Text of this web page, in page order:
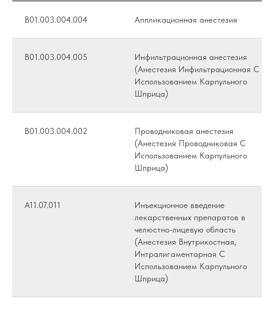
В01.003.004.004 Аппликационная анестезия
В01.003.004.005
Инфильтрационная анестезия
(Анестезия Инфильтрационная С
Использованием Карпульного
Шприца)
В01.003.004.002
Проводниковая анестезия
(Анестезия Проводниковая С
Использованием Карпульного
Шприца)
A11.07.011
Инъекционное введение
лекарственных препаратов в
челюстно-лицевую область
(Анестезия Внутрикостная,
Интралигаментарная С
Использованием Карпульного
Шприца)